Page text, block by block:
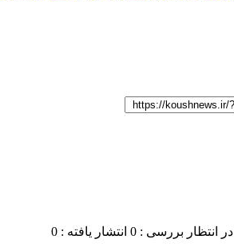
در انتظار بررسی : 0 انتشار یافته : 0